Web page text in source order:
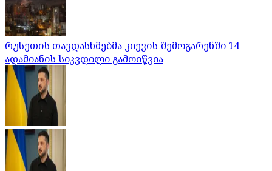
რუსეთის თავდასხმებმა კიევის შემოგარენში 14
ადამიანის სიკვდილი გამოიწვია